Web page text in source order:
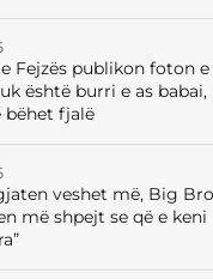
Fejzës publikon foton
është burri e as
bëhet fjalë
veshet më, Big
më shpejt se që e